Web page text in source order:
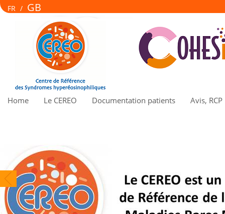
FR / GB
Home Le CEREO Documentation patients Avis, RCP